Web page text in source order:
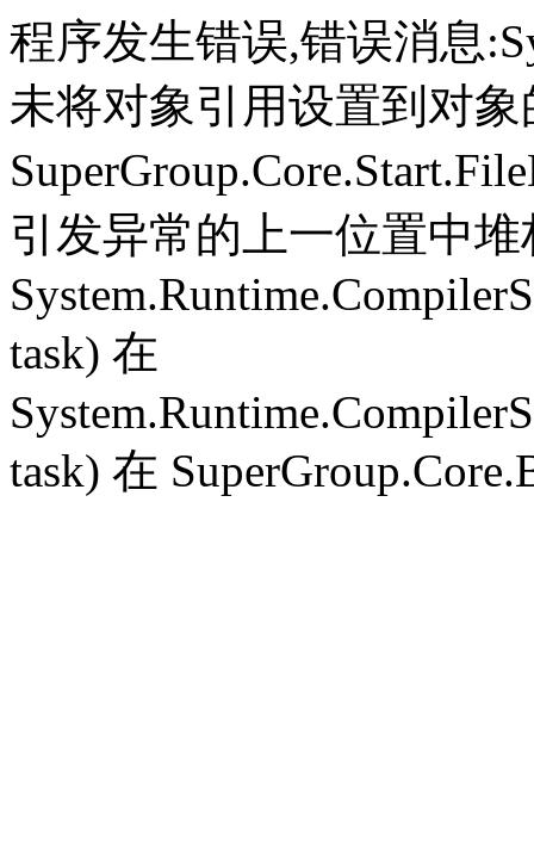
程序发生错误,错误消息
未将对象引用设置到对
引发异常的上一位置中
task) 在
task) 在